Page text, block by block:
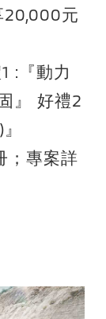
20,000元
:『動力
』 好禮2
；專案詳